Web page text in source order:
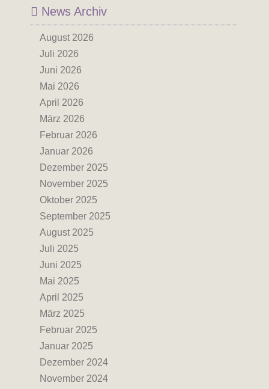
News Archiv
August 2026
Juli 2026
Juni 2026
Mai 2026
April 2026
März 2026
Februar 2026
Januar 2026
Dezember 2025
November 2025
Oktober 2025
September 2025
August 2025
Juli 2025
Juni 2025
Mai 2025
April 2025
März 2025
Februar 2025
Januar 2025
Dezember 2024
November 2024